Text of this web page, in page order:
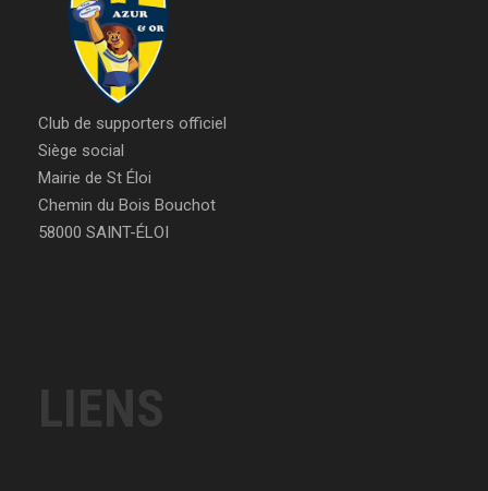
Club de supporters officiel
Siège social
Mairie de St Éloi
Chemin du Bois Bouchot
58000 SAINT-ÉLOI
LIENS